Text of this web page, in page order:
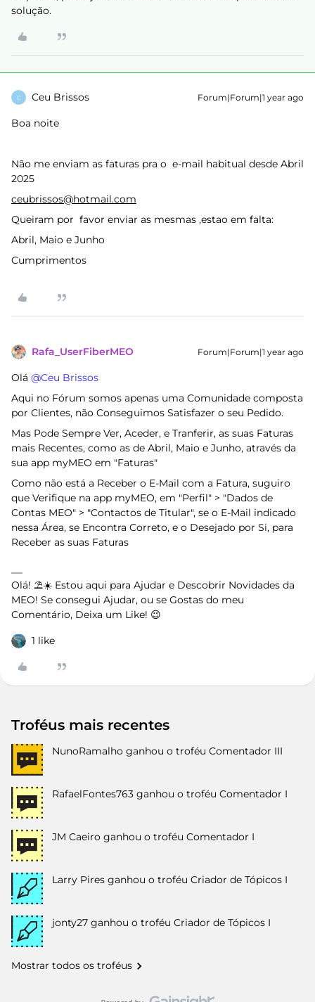
solução.
C Ceu Brissos Forum|Forum|1 year ago
Boa noite
Não me enviam as faturas pra o e-mail habitual desde Abril
2025
ceubrissos@hotmail.com
Queiram por favor enviar as mesmas ,estao em falta:
Abril, Maio e Junho
Cumprimentos
Rafa_UserFiberMEO Forum|Forum|1 year ago
Olá ​ @Ceu Brissos
Aqui no Fórum somos apenas uma Comunidade composta
por Clientes, não Conseguimos Satisfazer o seu Pedido.
Mas Pode Sempre Ver, Aceder, e Tranferir, as suas Faturas
mais Recentes, como as de Abril, Maio e Junho, através da
sua app myMEO em "Faturas"
Como não está a Receber o E-Mail com a Fatura, suguiro
que Verifique na app myMEO, em "Perfil" > "Dados de
Contas MEO" > "Contactos de Titular", se o E-Mail indicado
nessa Área, se Encontra Correto, e o Desejado por Si, para
Receber as suas Faturas
Olá! ⛱️☀️ Estou aqui para Ajudar e Descobrir Novidades da
MEO! Se consegui Ajudar, ou se Gostas do meu
Comentário, Deixa um Like! 😉
1 like
Troféus mais recentes
NunoRamalho ganhou o troféu Comentador III
RafaelFontes763 ganhou o troféu Comentador I
JM Caeiro ganhou o troféu Comentador I
Larry Pires ganhou o troféu Criador de Tópicos I
jonty27 ganhou o troféu Criador de Tópicos I
Mostrar todos os troféus